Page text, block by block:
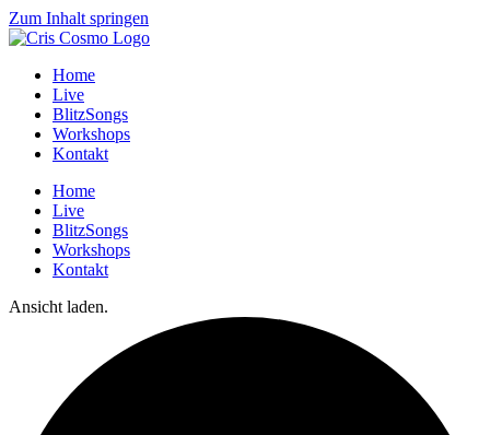
Zum Inhalt springen
Home
Live
BlitzSongs
Workshops
Kontakt
Home
Live
BlitzSongs
Workshops
Kontakt
Ansicht laden.